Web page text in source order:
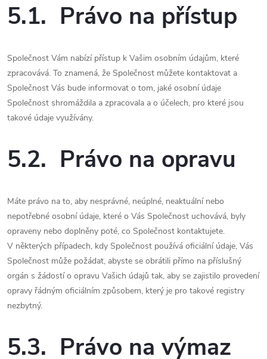
5.1. Právo na přístup
Společnost Vám nabízí přístup k Vašim osobním údajům, které
zpracovává. To znamená, že Společnost můžete kontaktovat a
Společnost Vás bude informovat o tom, jaké osobní údaje
Společnost shromáždila a zpracovala a o účelech, pro které jsou
takové údaje využívány.
5.2. Právo na opravu
Máte právo na to, aby nesprávné, neúplné, neaktuální nebo
nepotřebné osobní údaje, které o Vás Společnost uchovává, byly
opraveny nebo doplněny poté, co Společnost kontaktujete.
V některých případech, kdy Společnost používá oficiální údaje, Vás
Společnost může požádat, abyste se obrátili přímo na příslušný
orgán s žádostí o opravu Vašich údajů tak, aby se zajistilo provedení
opravy řádným oficiálním způsobem, který je pro takové registry
nezbytný.
5.3. Právo na výmaz